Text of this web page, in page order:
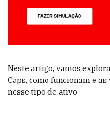
Neste artigo, vamos
Caps, como funcionam e
nesse tipo de ativo